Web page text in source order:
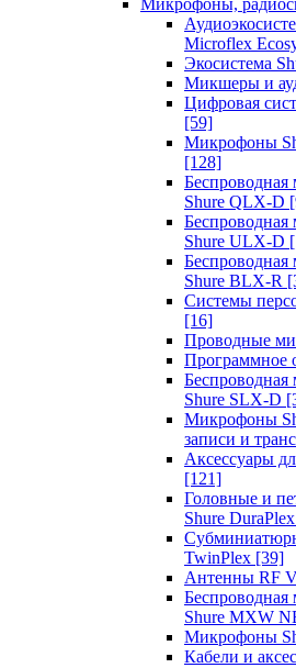
Микрофоны,
Microflex
Экосистема
Микшеры и
Цифровая
[59]
Микрофоны
[128]
Беспроводная
Shure QLX-D
Беспроводная
Shure ULX-D
Беспроводная
Shure BLX-R
Системы
[16]
Проводные
Программное
Беспроводная
Shure SLX-D
Микрофоны
записи и
Аксессуары
[121]
Головные и
Shure DuraPlex
TwinPlex [39]
Антенны RF
Беспроводная
Shure MXW
Микрофоны
Кабели и